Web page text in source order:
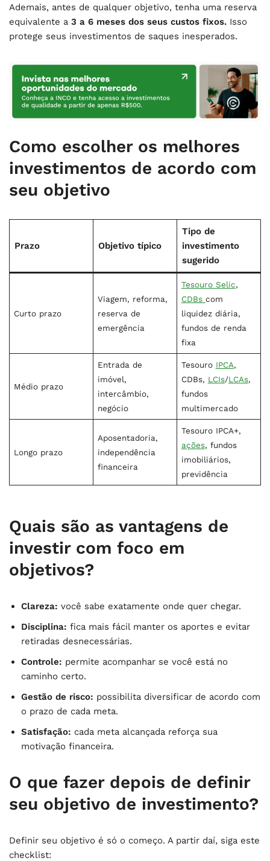
Ademais, antes de qualquer objetivo, tenha uma reserva
equivalente a 3 a 6 meses dos seus custos fixos. Isso
protege seus investimentos de saques inesperados.
Como escolher os melhores
investimentos de acordo com
seu objetivo
Prazo Objetivo típico
Tipo de
investimento
sugerido
Curto prazo
Viagem, reforma,
reserva de
emergência
Tesouro Selic,
CDBs com
liquidez diária,
fundos de renda
fixa
Médio prazo
Entrada de
imóvel,
intercâmbio,
negócio
Tesouro IPCA,
CDBs, LCIs/LCAs,
fundos
multimercado
Longo prazo
Aposentadoria,
independência
financeira
Tesouro IPCA+,
ações, fundos
imobiliários,
previdência
Quais são as vantagens de
investir com foco em
objetivos?
Clareza: você sabe exatamente onde quer chegar.
Disciplina: fica mais fácil manter os aportes e evitar
retiradas desnecessárias.
Controle: permite acompanhar se você está no
caminho certo.
Gestão de risco: possibilita diversificar de acordo com
o prazo de cada meta.
Satisfação: cada meta alcançada reforça sua
motivação financeira.
O que fazer depois de definir
seu objetivo de investimento?
Definir seu objetivo é só o começo. A partir daí, siga este
checklist: